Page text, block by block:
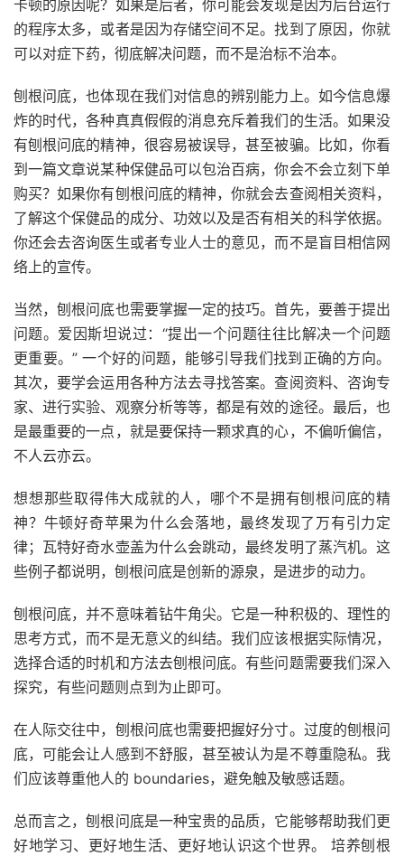
卡顿的原因呢？如果是后者，你可能会发现是因为后台运行
的程序太多，或者是因为存储空间不足。找到了原因，你就
可以对症下药，彻底解决问题，而不是治标不治本。
刨根问底，也体现在我们对信息的辨别能力上。如今信息爆
炸的时代，各种真真假假的消息充斥着我们的生活。如果没
有刨根问底的精神，很容易被误导，甚至被骗。比如，你看
到一篇文章说某种保健品可以包治百病，你会不会立刻下单
购买？如果你有刨根问底的精神，你就会去查阅相关资料，
了解这个保健品的成分、功效以及是否有相关的科学依据。
你还会去咨询医生或者专业人士的意见，而不是盲目相信网
络上的宣传。
当然，刨根问底也需要掌握一定的技巧。首先，要善于提出
问题。爱因斯坦说过：“提出一个问题往往比解决一个问题
更重要。” 一个好的问题，能够引导我们找到正确的方向。
其次，要学会运用各种方法去寻找答案。查阅资料、咨询专
家、进行实验、观察分析等等，都是有效的途径。最后，也
是最重要的一点，就是要保持一颗求真的心，不偏听偏信，
不人云亦云。
想想那些取得伟大成就的人，哪个不是拥有刨根问底的精
神？牛顿好奇苹果为什么会落地，最终发现了万有引力定
律；瓦特好奇水壶盖为什么会跳动，最终发明了蒸汽机。这
些例子都说明，刨根问底是创新的源泉，是进步的动力。
刨根问底，并不意味着钻牛角尖。它是一种积极的、理性的
思考方式，而不是无意义的纠结。我们应该根据实际情况，
选择合适的时机和方法去刨根问底。有些问题需要我们深入
探究，有些问题则点到为止即可。
在人际交往中，刨根问底也需要把握好分寸。过度的刨根问
底，可能会让人感到不舒服，甚至被认为是不尊重隐私。我
们应该尊重他人的 boundaries，避免触及敏感话题。
总而言之，刨根问底是一种宝贵的品质，它能够帮助我们更
好地学习、更好地生活、更好地认识这个世界。 培养刨根